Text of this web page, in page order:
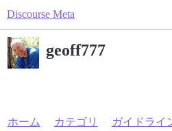
Discourse Meta
geoff777
ホーム カテゴリ ガイドライ